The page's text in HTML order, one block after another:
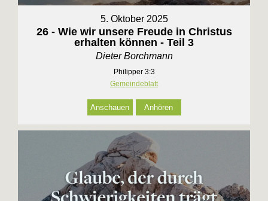
5. Oktober 2025
26 - Wie wir unsere Freude in Christus
erhalten können - Teil 3
Dieter Borchmann
Philipper 3:3
Gemeindeblatt
Anschauen Anhören